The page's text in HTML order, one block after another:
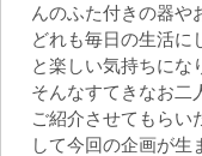
んのふた付きの器や
どれも毎日の生活に
と楽しい気持ちにな
そんなすてきなお二
ご紹介させてもらい
して今回の企画が生